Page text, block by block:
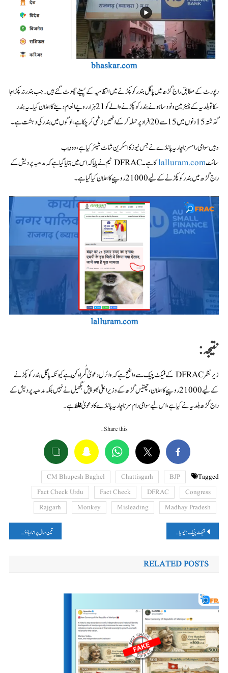
bhaskar.com
رپورٹ کے مطابق راج گڑھ میں پاگل بندر کو پکڑنے میں انتظامیہ کے پسینے چھوٹ گئے ہیں۔ جب بندر نہ پکڑا جا
سکا تو بلدیہ کے چیئرمین ونود ساہو نے بندر کو پکڑنے والے کو 21 ہزار روپے انعام دینے کا اعلان کیا۔ یہ بندر
گذشتہ 15 دنوں میں 15 سے 20 افراد پر حملہ کرکے انھیں زخمی کرچکا ہے، لوگوں میں بندر کی دہشت ہے۔
وہیں سوامی رامسرناچاریہ پانڈے نے جس نیوز کا اسکرین شاٹ شیئر کیا ہے، وہ ویب
سائٹlalluram.com
کا ہے۔ DFRAC ٹیم نے پایا کہ اس میں بتایا گیا ہے کہ مدھیہ پردیش کے
راج گڑھ میں بندر کو پکڑنے کے لیے 21000 روپیے کا اعلان کیا گیا ہے۔
lalluram.com
نتیجہ:
زیر نظر DFRAC کے فیکٹ چیک سے واضح ہے کہ وائرل دعویٰ گُمراہ کُن ہے کیونکہ پاگل بندر کو پکڑنے
کے لیے 21000 روپیے کا اعلان، چھتیس گڑھ کے وزیراعلیٰ بھوپیش بگھیل نے نہیں بلکہ مدھیہ پردیش کے
راج گڑھ بلدیہ نے کیا ہے، اس لیے سوامی رام سرناچاریہ پانڈے کا دعویٰغلطہے۔
Share this…
Tagged
BJP
Chattisgarh
CM Bhupesh Baghel
Congress
DFRAC
Fact Check
Fact Check Urdu
Madhay Pradesh
Misleading
Monkey
Rajgarh
پوسٹوں
کی
نیویگیشن
فیکٹ چیک: نیو یارک ٹائمس نے نہیں بتایا PM مودی کو ’آخری امید‘ فیک نیوز کٹنگ ہو رہی ہے وائرل تین سال پرانا، ہاؤڈی مودی پروگرام کا ویڈیو ابھی کا بتا کر کیا جا رہا ہے شیئر، پڑھیں، فیکٹ چیک
RELATED POSTS